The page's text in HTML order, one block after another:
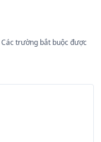
Các trường bắt buộc được